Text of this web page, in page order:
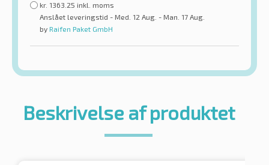
kr. 1363.25 inkl. moms
Anslået leveringstid - Med. 12 Aug. - Man. 17 Aug.
by Raifen Paket GmbH
Beskrivelse af produktet